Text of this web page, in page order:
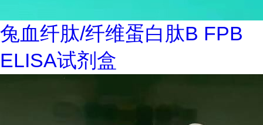
兔血纤肽/纤维蛋白肽B FPB
ELISA试剂盒